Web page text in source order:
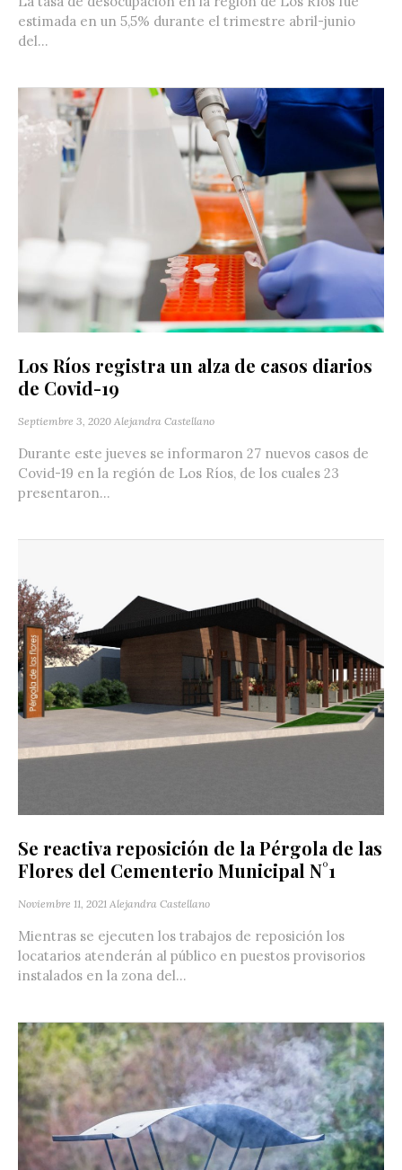
estimada en un 5,5% durante el trimestre abril-junio
del...
Los Ríos registra un alza de casos diarios
de Covid-19
Septiembre 3, 2020 Alejandra Castellano
Durante este jueves se informaron 27 nuevos casos de
Covid-19 en la región de Los Ríos, de los cuales 23
presentaron...
Se reactiva reposición de la Pérgola de las
Flores del Cementerio Municipal N°1
Noviembre 11, 2021 Alejandra Castellano
Mientras se ejecuten los trabajos de reposición los
locatarios atenderán al público en puestos provisorios
instalados en la zona del...